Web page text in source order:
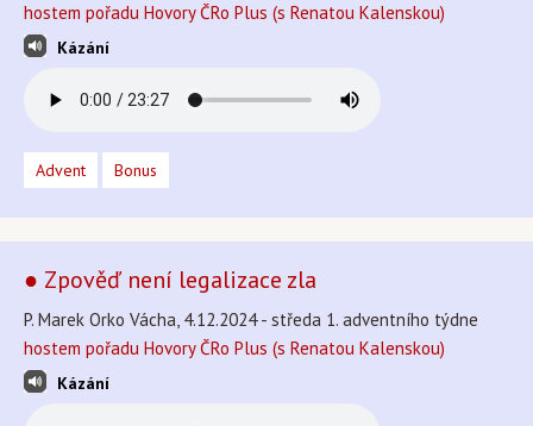
hostem pořadu Hovory ČRo Plus (s Renatou Kalenskou)
Kázání
Advent Bonus
● Zpověď není legalizace zla
P. Marek Orko Vácha, 4.12.2024 - středa 1. adventního týdne
hostem pořadu Hovory ČRo Plus (s Renatou Kalenskou)
Kázání